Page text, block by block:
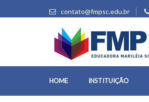
contato@fmpsc.edu.br
HOME INSTITUIÇÃO